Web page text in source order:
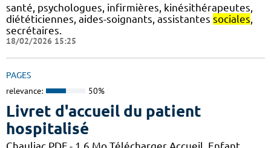
santé, psychologues, infirmières, kinésithérapeutes,
diététiciennes, aides-soignants, assistantes sociales,
secrétaires.
18/02/2026 15:25
PAGES
relevance: 50%
Livret d'accueil du patient
hospitalisé